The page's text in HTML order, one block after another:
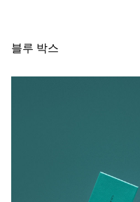
블루 박스